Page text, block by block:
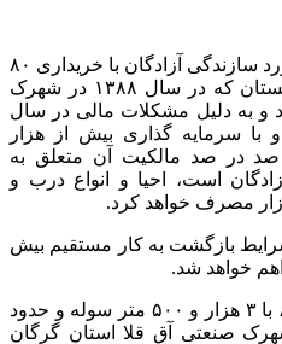
بر پایه این گزارش، شرکت ره آورد سازندگی آزادگان با خریداری ۸۰
درصد از سهام شرکت عایق گلستان که در سال ۱۳۸۸ در شهرک
و به دلیل مشکلات مالی در سال
و با سرمایه گذاری بیش از هزار
صد در صد مالکیت آن متعلق به
است، احیا و انواع درب و
مصرف خواهد کرد.
بازگشت به کار مستقیم بیش
این شرکت در ۸ هزار متر زمین، با ۳ هزار و ۵۰۰ متر سوله و حدود
صنعتی آق قلا استان گرگان